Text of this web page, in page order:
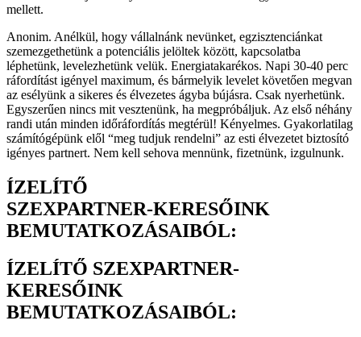
mellett.
Anonim. Anélkül, hogy vállalnánk nevünket, egzisztenciánkat
szemezgethetünk a potenciális jelöltek között, kapcsolatba
léphetünk, levelezhetünk velük. Energiatakarékos. Napi 30-40 perc
ráfordítást igényel maximum, és bármelyik levelet követően megvan
az esélyünk a sikeres és élvezetes ágyba bújásra. Csak nyerhetünk.
Egyszerűen nincs mit vesztenünk, ha megpróbáljuk. Az első néhány
randi után minden időráfordítás megtérül! Kényelmes. Gyakorlatilag
számítógépünk elől “meg tudjuk rendelni” az esti élvezetet biztosító
igényes partnert. Nem kell sehova mennünk, fizetnünk, izgulnunk.
ÍZELÍTŐ
SZEXPARTNER-KERESŐINK
BEMUTATKOZÁSAIBÓL:
ÍZELÍTŐ SZEXPARTNER-
KERESŐINK
BEMUTATKOZÁSAIBÓL: